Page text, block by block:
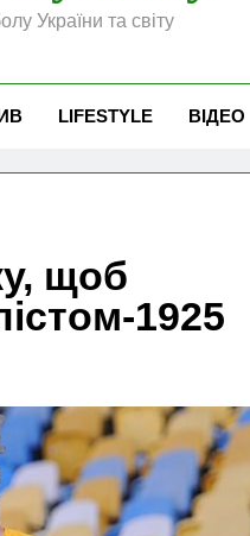
України та світу
LIFESTYLE ВІДЕО
щоб
1925